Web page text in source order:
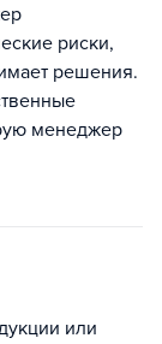
риски,
решения.
менеджер
или